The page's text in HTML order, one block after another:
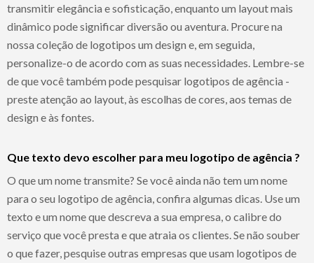
transmitir elegância e sofisticação, enquanto um layout mais
dinâmico pode significar diversão ou aventura. Procure na
nossa coleção de logotipos um design e, em seguida,
personalize-o de acordo com as suas necessidades. Lembre-se
de que você também pode pesquisar logotipos de agência -
preste atenção ao layout, às escolhas de cores, aos temas de
design e às fontes.
Que texto devo escolher para meu logotipo de agência ?
O que um nome transmite? Se você ainda não tem um nome
para o seu logotipo de agência, confira algumas dicas. Use um
texto e um nome que descreva a sua empresa, o calibre do
serviço que você presta e que atraia os clientes. Se não souber
o que fazer, pesquise outras empresas que usam logotipos de